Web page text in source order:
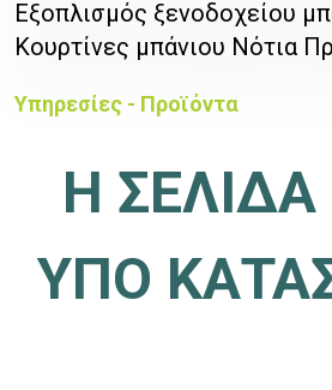
Εξοπλισμός ξενοδοχείου
Κουρτίνες μπάνιου Νότια
Υπηρεσίες - Προϊόντα
Η ΣΕΛΙΔΑ
ΥΠΟ